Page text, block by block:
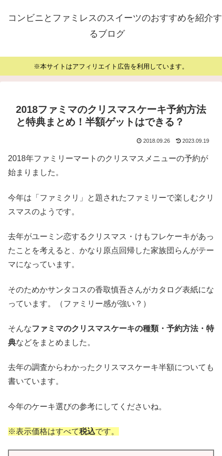
コンビニとファミレスのスイーツのおすすめを紹介す
るブログ
※本サイトはアフィリエイト広告を利用しています。
2018ファミマのクリスマスケーキ予約方法
と特典まとめ！半額ゲットはできる？
2018.09.26 2023.09.19
2018年ファミリーマートのクリスマスメニューの予約が
始まりました。
今年は「ファミクリ」と題されたファミリーで楽しむクリ
スマスのようです。
去年がユーミン恋するクリスマス・けもフレケーキがあっ
たことを考えると、かなり原点回帰した家族団らんがテー
マになっています。
そのためかサンタコスの香取慎吾さんがカタログ表紙にな
っています。（ファミリー感が強い？）
そんなファミマのクリスマスケーキの種類・予約方法・特
典などをまとめました。
去年の調査からわかったクリスマスケーキ半額についても
書いています。
今年のケーキ選びの参考にしてくださいね。
※表示価格はすべて税込です。